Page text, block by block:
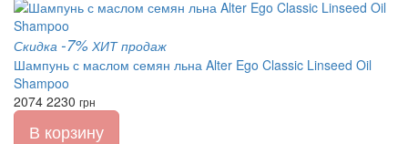
Скидка -7% ХИТ продаж
Шампунь с маслом семян льна Alter Ego Classic Linseed Oil
Shampoo
2074 2230 грн
В корзину